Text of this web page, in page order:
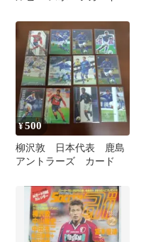
¥500
柳沢敦 日本代表 鹿島
アントラーズ カード